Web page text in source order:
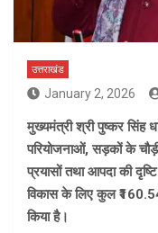
उत्तराखंड
January 2, 2026
मुख्यमंत्री श्री पुष्कर सिंह
परियोजनाओं, सड़कों के
प्रयासों तथा आपदा की
विकास के लिए कुल
किया है।